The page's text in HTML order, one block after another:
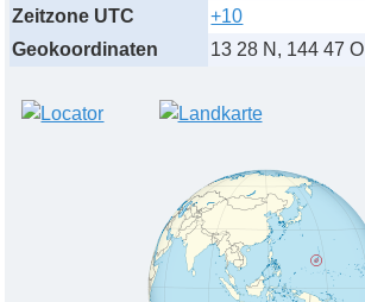
Zeitzone UTC
+10
Geokoordinaten
13 28 N, 144 47 O